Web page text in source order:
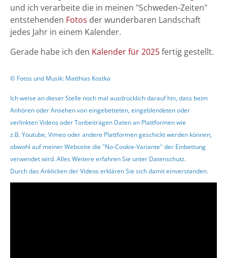
und ich verarbeite die in meinen "Schweden-Zeiten"
entstehenden Fotos der wunderbaren Landschaft
jedes Jahr in einem Kalender.
Gerade habe ich den Kalender für 2025fertig gestellt.
© Fotos und Musik: Matthias Kostka
Ich weise an dieser Stelle noch mal ausdrücklich darauf hin, dass beim
Anhören oder Ansehen von eingebetteten, eingeblendeten oder
verlinkten Videos oder Tonbeiträgen Daten an Plattformen wie
z.B. Youtube, Vimeo oder andere Plattformen geschickt werden können,
obwohl auf meiner Webseite die "No-Cookie-Variante" der Einbettung
verwendet wird. Alles Weitere erfahren Sie unter Datenschutz.
Durch das Anklicken der Videos erklären Sie sich damit einverstanden.